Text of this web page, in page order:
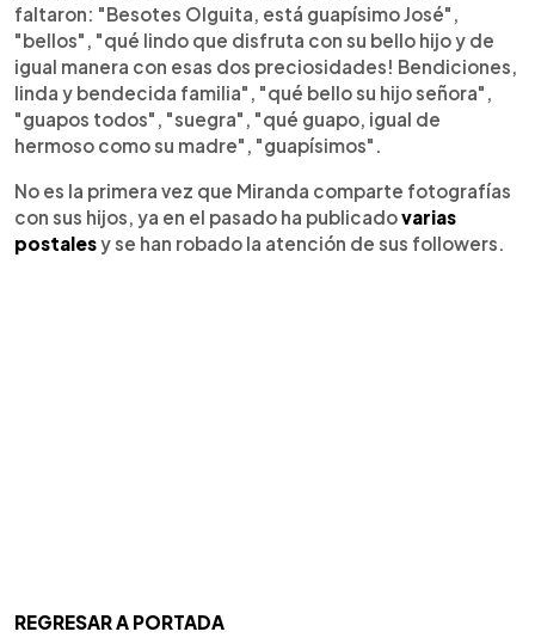
faltaron: "Besotes Olguita, está guapísimo José",
"bellos", "qué lindo que disfruta con su bello hijo y de
igual manera con esas dos preciosidades! Bendiciones,
linda y bendecida familia", "qué bello su hijo señora",
"guapos todos", "suegra", "qué guapo, igual de
hermoso como su madre", "guapísimos".
No es la primera vez que Miranda comparte fotografías
con sus hijos, ya en el pasado ha publicadovarias
postalesy se han robado la atención de sus followers.
REGRESAR A PORTADA